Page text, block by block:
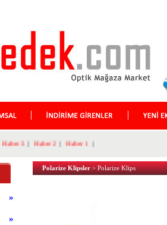
3|Haber 2|Haber 1|
»
»
Polarize Klipsler> Polarize Klips